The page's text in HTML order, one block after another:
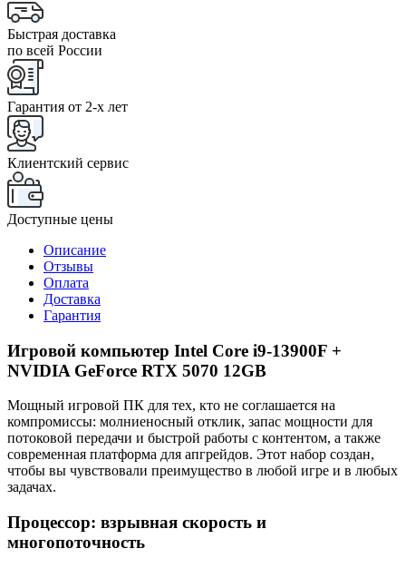
Быстрая доставка
по всей России
Гарантия от 2-x лет
Клиентский сервис
Доступные цены
Описание
Отзывы
Оплата
Доставка
Гарантия
Игровой компьютер Intel Core i9-13900F +
NVIDIA GeForce RTX 5070 12GB
Мощный игровой ПК для тех, кто не соглашается на
компромиссы: молниеносный отклик, запас мощности для
потоковой передачи и быстрой работы с контентом, а также
современная платформа для апгрейдов. Этот набор создан,
чтобы вы чувствовали преимущество в любой игре и в любых
задачах.
Процессор: взрывная скорость и
многопоточность